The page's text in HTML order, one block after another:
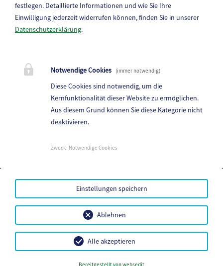
St. Gertraud 1, 9413 St.Gertraud
Telefon: +43 4352 72 180
E-Mail:frantschach@ktn.gde.at
Heute,08:00 bis 12:30 Uhr
Heute,08:00 bis 12:30 Uhr
Mehr...
Amtssignatur
Handy-Signatur
Sitemap
Impressum
festlegen. Detaillierte Informationen und wie Sie Ihre
Einwilligung jederzeit widerrufen können, finden Sie in unserer
Datenschutzerklärung.
Notwendige Cookies (immer notwendig)
Diese Cookies sind notwendig, um die
Kernfunktionalität dieser Website zu ermöglichen.
Aus diesem Grund können Sie diese Kategorie nicht
deaktivieren.
Zweck: Notwendige Cookies
Ablehnen
Einstellungen speichern
Alle akzeptieren
Bereitgestellt von websedit